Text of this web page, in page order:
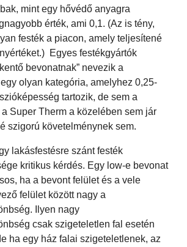
mint egy hővédő anyagra
érték, ami 0,1. (Az is tény,
festék a piacon, amely teljesítené
Egyes festékgyártók
bevonatnak” nevezik a
olyan kategória, amelyhez 0,25-
tartozik, de sem a
Super Therm a közelében sem jár
szigorú követelménynek sem.
lakásfestésre szánt festék
kritikus kérdés. Egy low-e bevonat
ha a bevont felület és a vele
felület között nagy a
Ilyen nagy
csak szigeteletlen fal esetén
ha egy ház falai szigeteletlenek, az